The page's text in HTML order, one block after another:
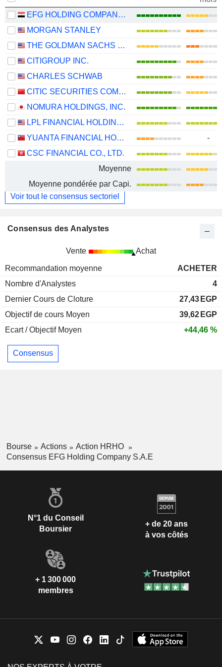
EFG HOLDING COMPANY S.A.E
MORGAN STANLEY
THE GOLDMAN SACHS GROUP, INC.
CITIGROUP INC.
CHARLES SCHWAB
CITIC SECURITIES COMPANY LIMITED
NOMURA HOLDINGS, INC.
LPL FINANCIAL HOLDINGS INC.
YUANTA FINANCIAL HOLDING CO., LTD.
-
CSC FINANCIAL CO., LTD.
Moyenne
Moyenne pondérée par Capi.
Voir tout le consensus sectoriel
Consensus des Analystes
Vente Achat
Recommandation moyenne
ACHETER
Nombre d'Analystes
4
Dernier Cours de Cloture
27,43 EGP
Objectif de cours Moyen
39,62 EGP
Ecart / Objectif Moyen
+44,46 %
Consensus
Bourse Actions
Action HRHO
Consensus EFG Holding Company S.A.E
N°1 du Conseil
Boursier
+ de 20 ans
à vos côtés
+ 1 300 000
membres